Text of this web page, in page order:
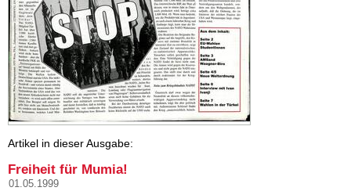
Artikel in dieser Ausgabe:
Freiheit für Mumia!
01.05.1999